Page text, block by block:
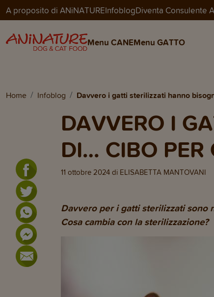
A proposito di ANiNATUREInfoblogDiventa Consulente
Menu CANEMenu GATTO
Home Infoblog Davvero i gatti sterilizzati hanno
DAVVERO I
DI… CIBO PER
11 ottobre 2024 di ELISABETTA MANTOVANI
Davvero per i gatti sterilizzati sono
Cosa cambia con la sterilizzazione?